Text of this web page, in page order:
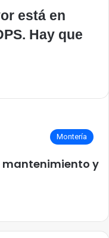
está en
Hay que
Montería
y